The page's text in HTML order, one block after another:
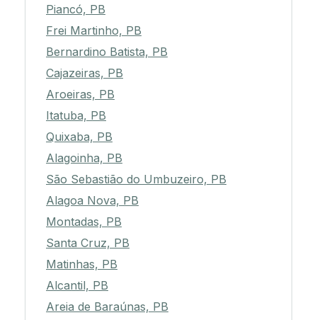
Piancó, PB
Frei Martinho, PB
Bernardino Batista, PB
Cajazeiras, PB
Aroeiras, PB
Itatuba, PB
Quixaba, PB
Alagoinha, PB
São Sebastião do Umbuzeiro, PB
Alagoa Nova, PB
Montadas, PB
Santa Cruz, PB
Matinhas, PB
Alcantil, PB
Areia de Baraúnas, PB